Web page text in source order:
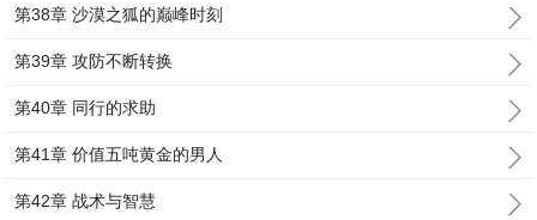
第38章 沙漠之狐的巅峰时刻
第39章 攻防不断转换
第40章 同行的求助
第41章 价值五吨黄金的男人
第42章 战术与智慧